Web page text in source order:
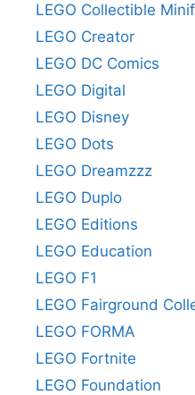
LEGO Collectible
LEGO Creator
LEGO DC Comics
LEGO Digital
LEGO Disney
LEGO Dots
LEGO Dreamzzz
LEGO Duplo
LEGO Editions
LEGO Education
LEGO F1
LEGO Fairground
LEGO FORMA
LEGO Fortnite
LEGO Foundation